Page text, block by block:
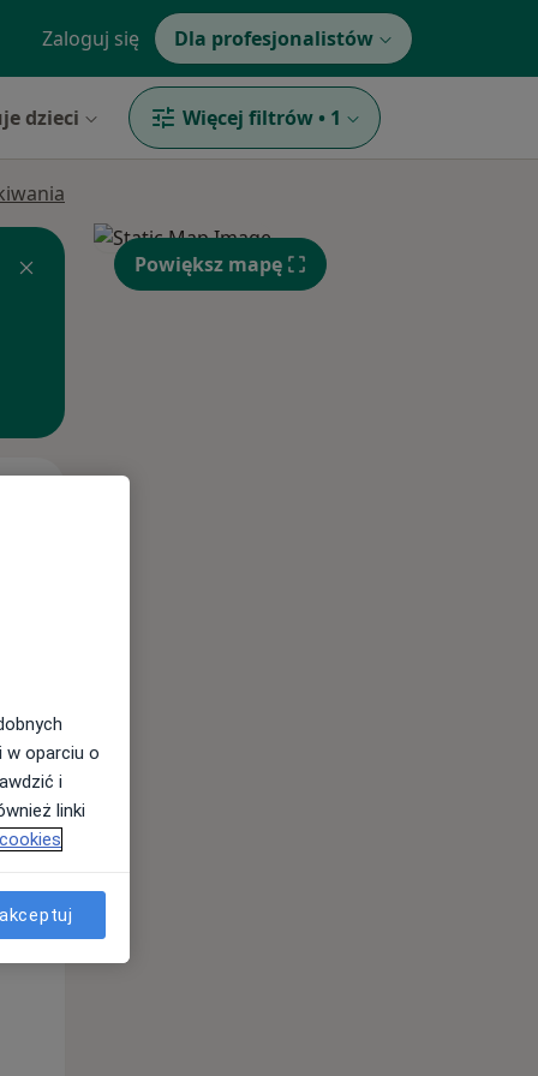
Zaloguj się Dla profesjonalistów
dzieci Więcej filtrów • 1
Pon,
10 Sie
Powiększ mapę
w oparciu o
i
linki